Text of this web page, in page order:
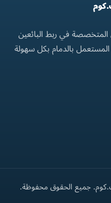
المتخصصة في ربط البائعين
بالدمام بكل سهولة